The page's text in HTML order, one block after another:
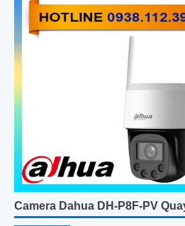
Camera Dahua DH-P8F-PV